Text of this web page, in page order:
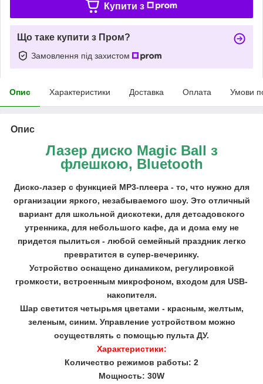
Купити з
Що таке купити з Пром?
Замовлення під захистом
Опис Характеристики Доставка Оплата Умови
Опис
Лазер диско Magic Ball з
флешкою, Bluetooth
Диско-лазер с функцией МР3-плеера - то, что нужно для
организации яркого, незабываемого шоу. Это отличный
вариант для школьной дискотеки, для детсадовского
утренника, для небольшого кафе, да и дома ему не
придется пылиться - любой семейный праздник легко
превратится в супер-вечеринку.
Устройство оснащено динамиком, регулировкой
громкости, встроенным микрофоном, входом для USB-
накопителя.
Шар светится четырьмя цветами - красным, желтым,
зеленым, синим. Управление устройством можно
осуществлять с помощью пульта ДУ.
Характеристики:
Количество режимов работы: 2
Мощность: 30W